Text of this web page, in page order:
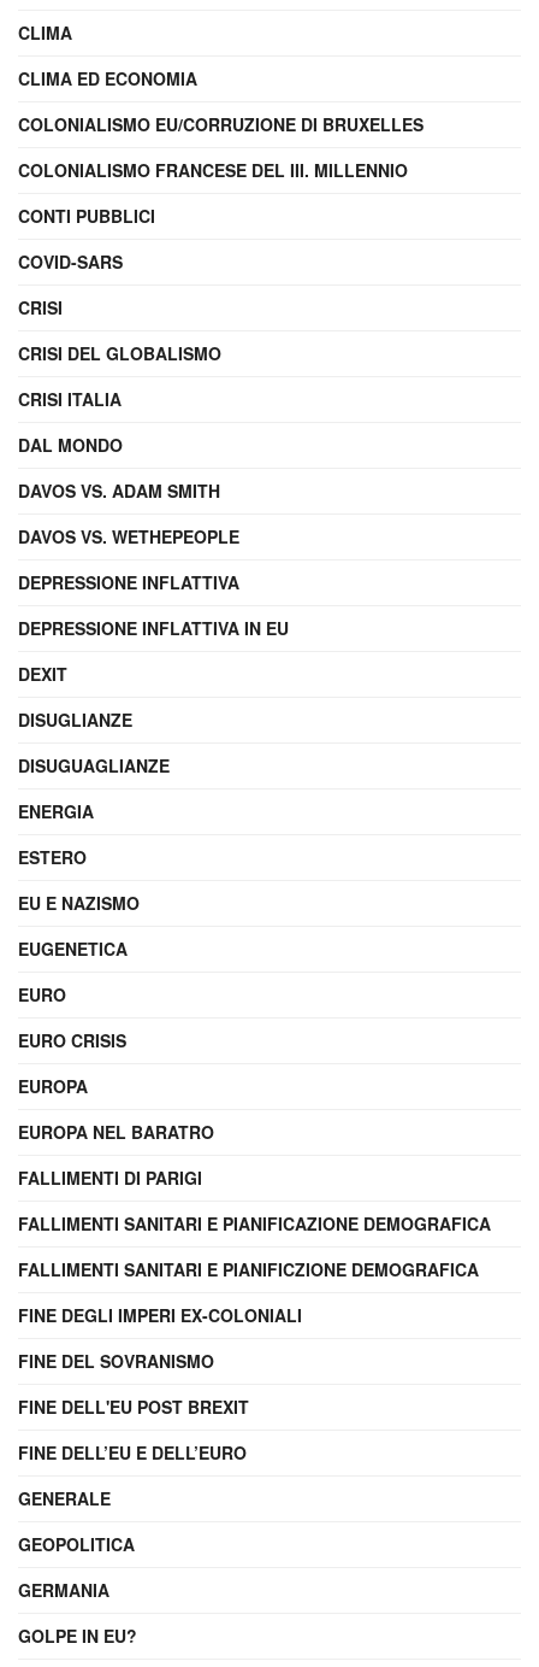
CLIMA
CLIMA ED ECONOMIA
COLONIALISMO EU/CORRUZIONE DI BRUXELLES
COLONIALISMO FRANCESE DEL III. MILLENNIO
CONTI PUBBLICI
COVID-SARS
CRISI
CRISI DEL GLOBALISMO
CRISI ITALIA
DAL MONDO
DAVOS VS. ADAM SMITH
DAVOS VS. WETHEPEOPLE
DEPRESSIONE INFLATTIVA
DEPRESSIONE INFLATTIVA IN EU
DEXIT
DISUGLIANZE
DISUGUAGLIANZE
ENERGIA
ESTERO
EU E NAZISMO
EUGENETICA
EURO
EURO CRISIS
EUROPA
EUROPA NEL BARATRO
FALLIMENTI DI PARIGI
FALLIMENTI SANITARI E PIANIFICAZIONE DEMOGRAFICA
FALLIMENTI SANITARI E PIANIFICZIONE DEMOGRAFICA
FINE DEGLI IMPERI EX-COLONIALI
FINE DEL SOVRANISMO
FINE DELL'EU POST BREXIT
FINE DELL’EU E DELL’EURO
GENERALE
GEOPOLITICA
GERMANIA
GOLPE IN EU?